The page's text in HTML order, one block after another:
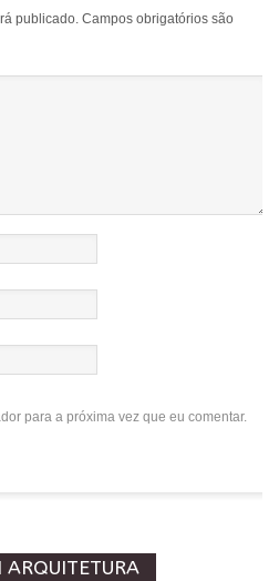
publicado. Campos obrigatórios são
para a próxima vez que eu comentar.
ARQUITETURA